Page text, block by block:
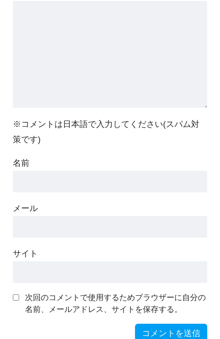
※コメントは日本語で入力してください(スパム対
策です)
名前
メール
サイト
次回のコメントで使用するためブラウザーに自分の
名前、メールアドレス、サイトを保存する。